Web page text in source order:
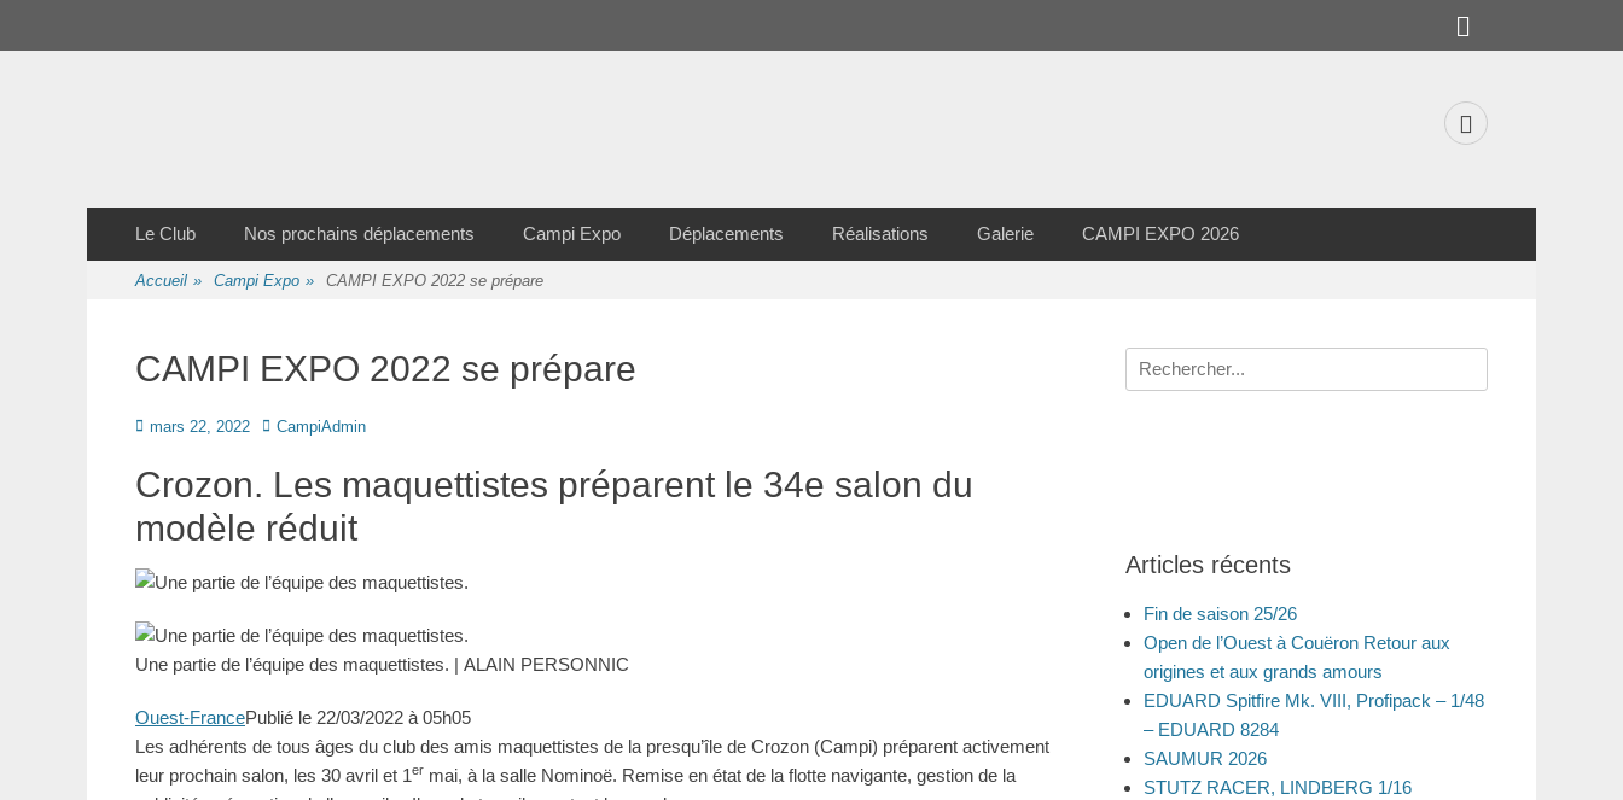
Facebook
Second Menu
contenu
Le Club Nos prochains déplacements Campi Expo Déplacements Réalisations Galerie CAMPI EXPO 2026
Accueil » Campi Expo » CAMPI EXPO 2022 se prépare
CAMPI EXPO 2022 se prépare
Posté
mars 22, 2022 Auteur
CampiAdmin
Crozon. Les maquettistes préparent le 34e salon du
modèle réduit
Une partie de l’équipe des maquettistes. | ALAIN PERSONNIC
Ouest-FrancePublié le 22/03/2022 à 05h05
Les adhérents de tous âges du club des amis maquettistes de la presqu’île de Crozon (Campi) préparent activement
leur prochain salon, les 30 avril et 1er mai, à la salle Nominoë. Remise en état de la flotte navigante, gestion de la
Recherche
pour
Articles récents
Fin de saison 25/26
Open de l’Ouest à Couëron Retour aux
origines et aux grands amours
EDUARD Spitfire Mk. VIII, Profipack – 1/48
– EDUARD 8284
SAUMUR 2026
STUTZ RACER, LINDBERG 1/16